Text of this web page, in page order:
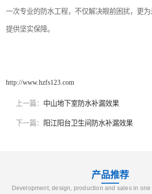
一次专业的防水工程，不仅解决眼前困扰，更
提供坚实保障。
http://www.hzfs123.com
上一篇： 中山地下室防水补漏效果
下一篇： 阳江阳台卫生间防水补漏效果
产品推荐
Development, design, production and sales in